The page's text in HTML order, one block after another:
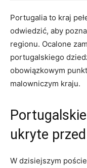
Portugalia⁣ to kraj
odwiedzić, aby
regionu. ‌Ocalone‌
portugalskiego
obowiązkowym
malowniczym kraju.
ukryte
W ​dzisiejszym